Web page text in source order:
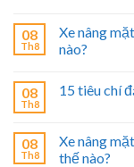
08
Th8
Xe nâng
nào?
08
Th8
15 tiêu chí
08
Th8
Xe nâng
thế nào?